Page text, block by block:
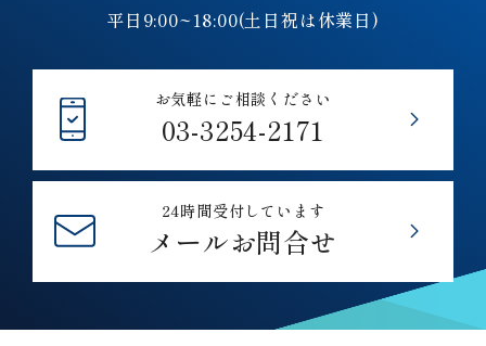
平日9:00~18:00(土日祝は休業日)
お気軽にご相談ください
03-3254-2171
24時間受付しています
メールお問合せ